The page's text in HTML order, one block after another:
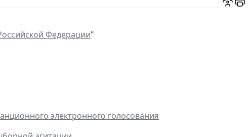
Федерации"
электронного голосования